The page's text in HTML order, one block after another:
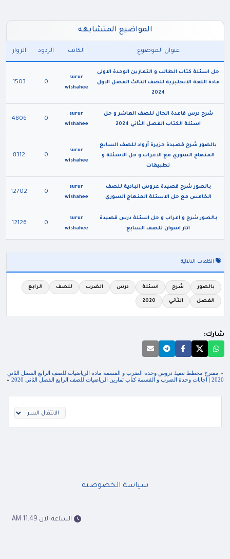
المواضيع المتشابهه
عنوان الموضوع الكاتب الردود الزوار
حل اسئلة كتاب الطالب و التمارين الوحدة الاولى
مادة اللغة الانجليزية للصف الثالث الفصل الاول
2024
surur
wishahee
0
1503
شرح درس قاعدة الحال للصف العاشر و حل
اسئلة الكتاب الفصل الثاني 2024
surur
wishahee
0
4806
بالصور شرح قصيدة جزيرة أرواد للصف السابع
المنهاج السوري مع الاعراب و حل الاسئلة و
تطبيقات
surur
wishahee
0
8312
بالصور شرح قصيدة عروس البادية للصف
الخامس مع حل الاسئلة المنهاج السوري
surur
wishahee
0
12702
بالصور شرح و اعراب و حل اسئلة درس قصيدة
اثار اسوان للصف السابع
surur
wishahee
0
12126
الكلمات الدلالية
بالصور شرح اسئلة درس الضرب للصف الرابع
الفصل الثاني 2020
شارك:
« مقترح مخطط تنفيذ دروس وحدة الضرب و القسمة مادة الرياضيات للصف الرابع الفصل الثاني
2020
| اجابات وحدة الضرب و القسمة كتاب تمارين الرياضيات للصف الرابع الفصل الثاني 2020 »
سياسة الخصوصيه
الساعة الآن 11:49 AM